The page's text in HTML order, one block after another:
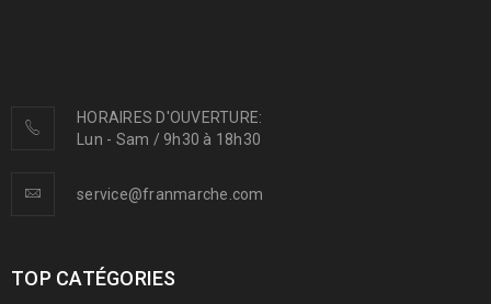
HORAIRES D'OUVERTURE:
Lun - Sam / 9h30 à 18h30
service@franmarche.com
TOP CATÉGORIES